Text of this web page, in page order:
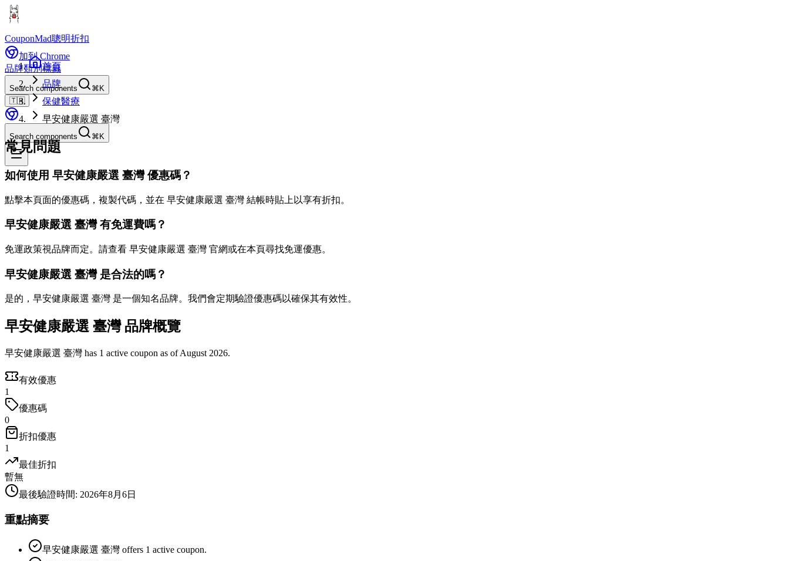
CouponMad聰明折扣
加到 Chrome
品牌類別標籤
Search components
⌘K
🇹🇼
Search components ⌘K
首頁
品牌
保健醫療
早安健康嚴選 臺灣
常見問題
如何使用 早安健康嚴選 臺灣 優惠碼？
點擊本頁面的優惠碼，複製代碼，並在 早安健康嚴選 臺灣 結帳時貼上以享有折扣。
早安健康嚴選 臺灣 有免運費嗎？
免運政策視品牌而定。請查看 早安健康嚴選 臺灣 官網或在本頁尋找免運優惠。
早安健康嚴選 臺灣 是合法的嗎？
是的，早安健康嚴選 臺灣 是一個知名品牌。我們會定期驗證優惠碼以確保其有效性。
早安健康嚴選 臺灣 品牌概覽
早安健康嚴選 臺灣 has 1 active coupon as of August 2026.
有效優惠
1
優惠碼
0
折扣優惠
1
最佳折扣
暫無
最後驗證時間: 2026年8月6日
重點摘要
早安健康嚴選 臺灣 offers 1 active coupon.